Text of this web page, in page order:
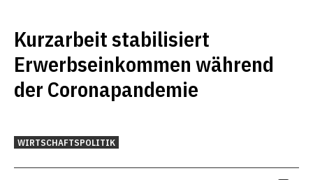
Kurzarbeit stabilisiert
Erwerbseinkommen während
der Coronapandemie
WIRTSCHAFTSPOLITIK